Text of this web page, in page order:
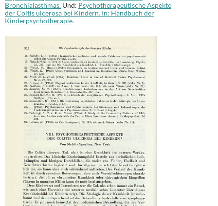
Bronchialasthmas. Und: Psychotherapeutische Aspekte
der Coltis ulcerosa bei Kindern. In: Handbuch der
Kinderpsychotherapie.